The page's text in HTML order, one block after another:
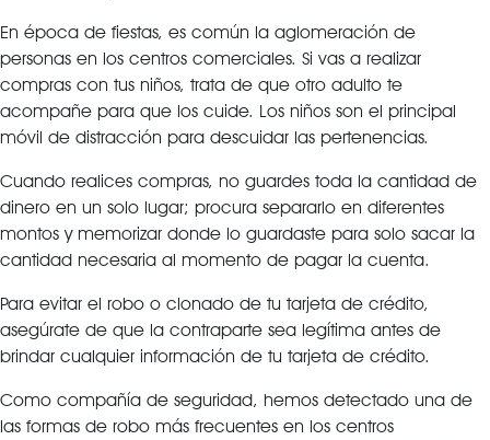
En época de fiestas, es común la aglomeración de
personas en los centros comerciales. Si vas a realizar
compras con tus niños, trata de que otro adulto te
acompañe para que los cuide. Los niños son el principal
móvil de distracción para descuidar las pertenencias.
Cuando realices compras, no guardes toda la cantidad de
dinero en un solo lugar; procura separarlo en diferentes
montos y memorizar donde lo guardaste para solo sacar la
cantidad necesaria al momento de pagar la cuenta.
Para evitar el robo o clonado de tu tarjeta de crédito,
asegúrate de que la contraparte sea legítima antes de
brindar cualquier información de tu tarjeta de crédito.
Como compañía de seguridad, hemos detectado una de
las formas de robo más frecuentes en los centros